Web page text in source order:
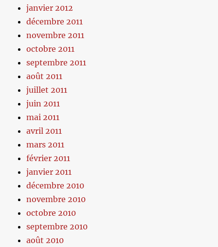
janvier 2012
décembre 2011
novembre 2011
octobre 2011
septembre 2011
août 2011
juillet 2011
juin 2011
mai 2011
avril 2011
mars 2011
février 2011
janvier 2011
décembre 2010
novembre 2010
octobre 2010
septembre 2010
août 2010